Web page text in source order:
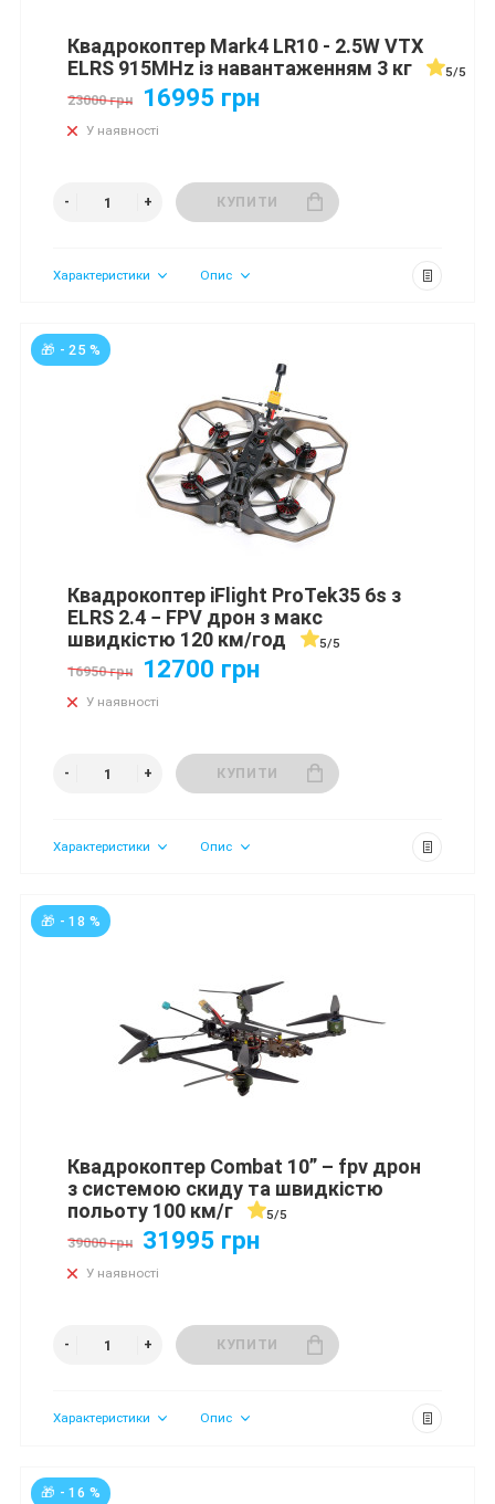
Квадрокоптер Mark4 LR10 - 2.5W VTX
ELRS 915MHz із навантаженням 3 кг
5/5
23000 грн 16995 грн
У наявності
КУПИТИ
Характеристики Опис
🎁 - 25 %
Квадрокоптер iFlight ProTek35 6s з
ELRS 2.4 − FPV дрон з макс
швидкістю 120 км/год
5/5
16950 грн 12700 грн
У наявності
КУПИТИ
Характеристики Опис
🎁 - 18 %
Квадрокоптер Combat 10” – fpv дрон
з системою скиду та швидкістю
польоту 100 км/г
5/5
39000 грн 31995 грн
У наявності
КУПИТИ
Характеристики Опис
🎁 - 16 %